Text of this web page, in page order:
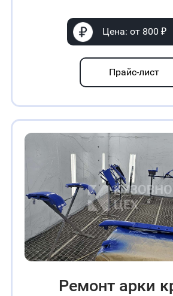
Цена: от 800 ₽
Прайс-лист
Ремонт арки